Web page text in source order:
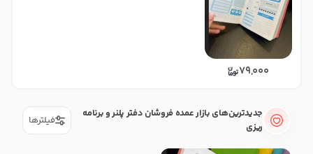
79,000
جدیدترین‌های بازار عمده فروشان دفتر پلنر و برنامه
ریزی
فیلترها